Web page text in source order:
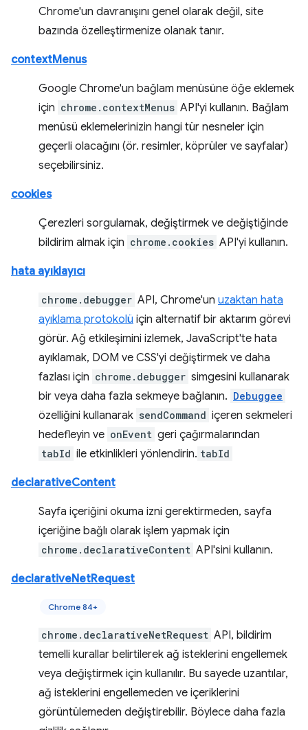
Chrome'un davranışını genel olarak değil, site
bazında özelleştirmenize olanak tanır.
contextMenus
Google Chrome'un bağlam menüsüne öğe eklemek
için chrome.contextMenus API'yi kullanın. Bağlam
menüsü eklemelerinizin hangi tür nesneler için
geçerli olacağını (ör. resimler, köprüler ve sayfalar)
seçebilirsiniz.
cookies
Çerezleri sorgulamak, değiştirmek ve değiştiğinde
bildirim almak için chrome.cookies API'yi kullanın.
hata ayıklayıcı
chrome.debugger API, Chrome'un uzaktan hata
ayıklama protokolü için alternatif bir aktarım görevi
görür. Ağ etkileşimini izlemek, JavaScript'te hata
ayıklamak, DOM ve CSS'yi değiştirmek ve daha
fazlası için chrome.debugger simgesini kullanarak
bir veya daha fazla sekmeye bağlanın. Debuggee
özelliğini kullanarak sendCommand içeren sekmeleri
hedefleyin ve onEvent geri çağırmalarından
tabId ile etkinlikleri yönlendirin. tabId
declarativeContent
Sayfa içeriğini okuma izni gerektirmeden, sayfa
içeriğine bağlı olarak işlem yapmak için
chrome.declarativeContent API'sini kullanın.
declarativeNetRequest
Chrome 84+
chrome.declarativeNetRequest API, bildirim
temelli kurallar belirtilerek ağ isteklerini engellemek
veya değiştirmek için kullanılır. Bu sayede uzantılar,
ağ isteklerini engellemeden ve içeriklerini
görüntülemeden değiştirebilir. Böylece daha fazla